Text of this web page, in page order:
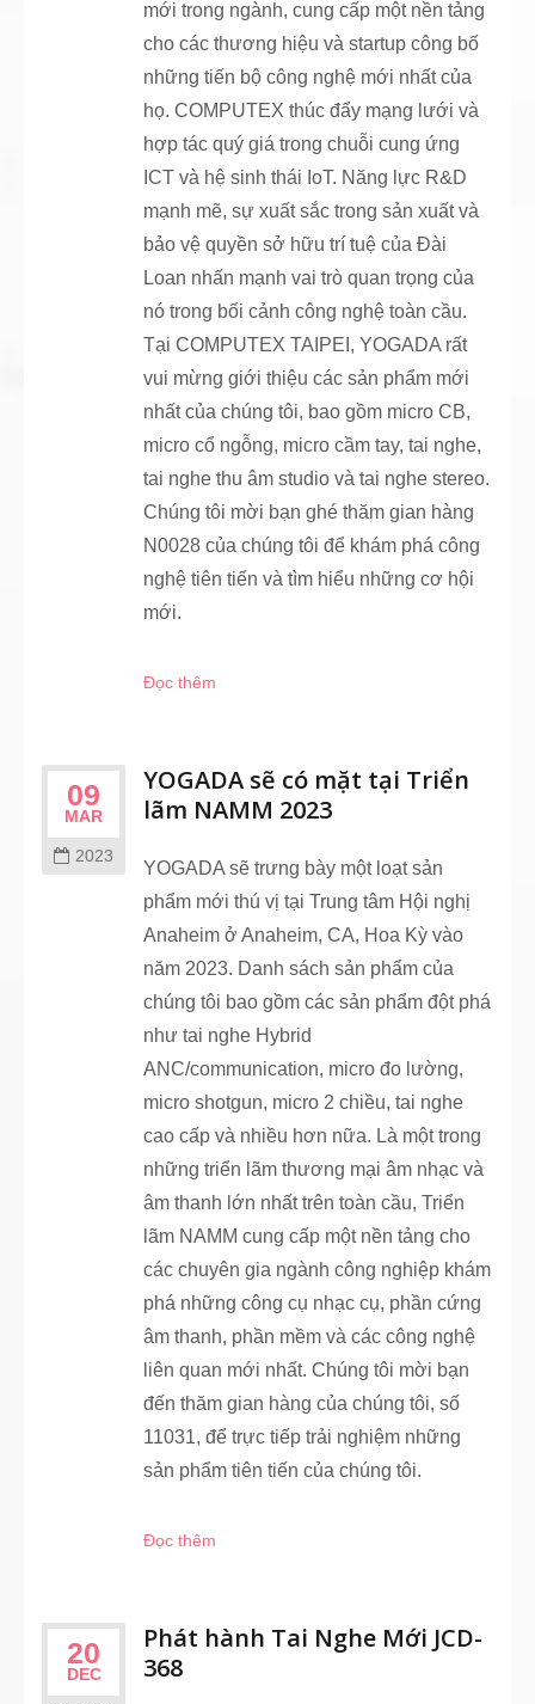
mới trong ngành, cung cấp một nền tảng
cho các thương hiệu và startup công bố
những tiến bộ công nghệ mới nhất của
họ. COMPUTEX thúc đẩy mạng lưới và
hợp tác quý giá trong chuỗi cung ứng
ICT và hệ sinh thái IoT. Năng lực R&D
mạnh mẽ, sự xuất sắc trong sản xuất và
bảo vệ quyền sở hữu trí tuệ của Đài
Loan nhấn mạnh vai trò quan trọng của
nó trong bối cảnh công nghệ toàn cầu.
Tại COMPUTEX TAIPEI, YOGADA rất
vui mừng giới thiệu các sản phẩm mới
nhất của chúng tôi, bao gồm micro CB,
micro cổ ngỗng, micro cầm tay, tai nghe,
tai nghe thu âm studio và tai nghe stereo.
Chúng tôi mời bạn ghé thăm gian hàng
N0028 của chúng tôi để khám phá công
nghệ tiên tiến và tìm hiểu những cơ hội
mới.
Đọc thêm
09
MAR
2023
YOGADA sẽ có mặt tại Triển
lãm NAMM 2023
YOGADA sẽ trưng bày một loạt sản
phẩm mới thú vị tại Trung tâm Hội nghị
Anaheim ở Anaheim, CA, Hoa Kỳ vào
năm 2023. Danh sách sản phẩm của
chúng tôi bao gồm các sản phẩm đột phá
như tai nghe Hybrid
ANC/communication, micro đo lường,
micro shotgun, micro 2 chiều, tai nghe
cao cấp và nhiều hơn nữa. Là một trong
những triển lãm thương mại âm nhạc và
âm thanh lớn nhất trên toàn cầu, Triển
lãm NAMM cung cấp một nền tảng cho
các chuyên gia ngành công nghiệp khám
phá những công cụ nhạc cụ, phần cứng
âm thanh, phần mềm và các công nghệ
liên quan mới nhất. Chúng tôi mời bạn
đến thăm gian hàng của chúng tôi, số
11031, để trực tiếp trải nghiệm những
sản phẩm tiên tiến của chúng tôi.
Đọc thêm
20
DEC
Phát hành Tai Nghe Mới JCD-
368